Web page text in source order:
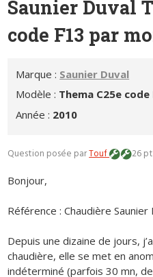
Saunier Duval
code F13 par
Marque : Saunier Duval
Modèle : Thema C25e code
Année : 2010
Question posée parTouf 26
Bonjour,
Référence : Chaudière Saunier
Depuis une dizaine de jours,
chaudière, elle se met en
indéterminé (parfois 30 mn,